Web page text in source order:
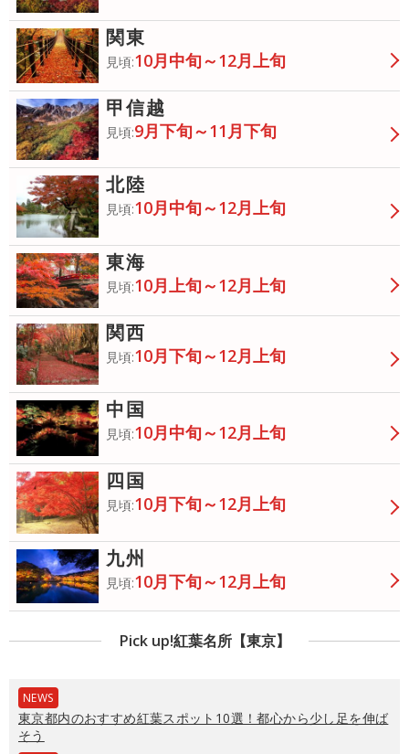
関東
見頃:10月中旬～12月上旬
甲信越
見頃:9月下旬～11月下旬
北陸
見頃:10月中旬～12月上旬
東海
見頃:10月上旬～12月上旬
関西
見頃:10月下旬～12月上旬
中国
見頃:10月中旬～12月上旬
四国
見頃:10月下旬～12月上旬
九州
見頃:10月下旬～12月上旬
Pick up!紅葉名所【東京】
NEWS
東京都内のおすすめ紅葉スポット10選！都心から少し足を伸ば
そう